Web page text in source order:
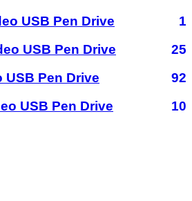
USB Pen Drive
1
USB Pen Drive
25
USB Pen Drive
92
USB Pen Drive
10